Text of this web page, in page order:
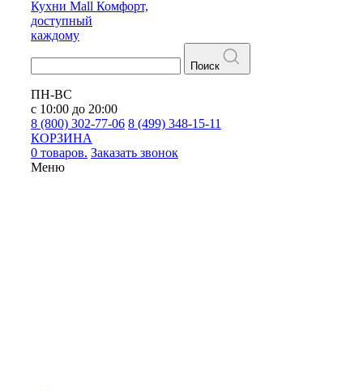
Кухни Mall Комфорт,
доступный
каждому
Поиск
ПН-ВС
с 10:00 до 20:00
8 (800) 302-77-06 8 (499) 348-15-11
КОРЗИНА
0 товаров. Заказать звонок
Меню